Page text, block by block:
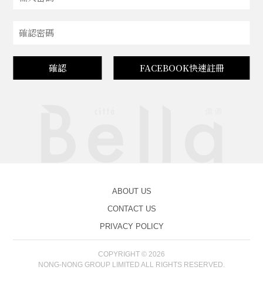
確認 FACEBOOK快速註冊
ABOUT US
CONTACT US
PRIVACY POLICY
COPYRIGHT © 2026
NONG-NONG GROUP LIMITED ALL RIGHTS RESERVED.